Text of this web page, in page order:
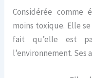
Considérée comme
moins toxique. Elle
fait qu’elle est
l’environnement. Ses